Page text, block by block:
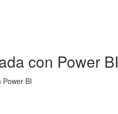
con Power BI
Power BI